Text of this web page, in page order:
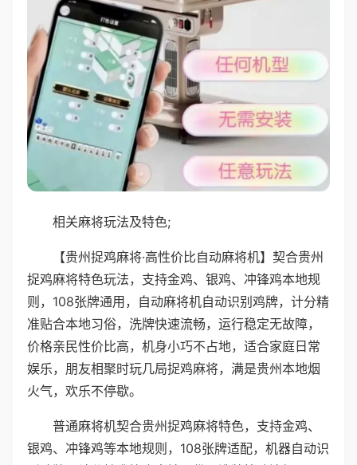
相关麻将玩法及特色;
【贵州捉鸡麻将·高性价比自动麻将机】契合贵州
捉鸡麻将特色玩法，支持金鸡、银鸡、冲锋鸡本地规
则，108张牌通用，自动麻将机自动识别鸡牌，计分精
准贴合本地习俗，洗牌快速流畅，运行稳定无故障，
价格亲民性价比高，机身小巧不占地，适合家庭日常
娱乐，朋友相聚时玩几局捉鸡麻将，满是贵州本地烟
火气，欢乐不停歇。
普通麻将机契合贵州捉鸡麻将特色，支持金鸡、
银鸡、冲锋鸡等本地规则，108张牌适配，机器自动识